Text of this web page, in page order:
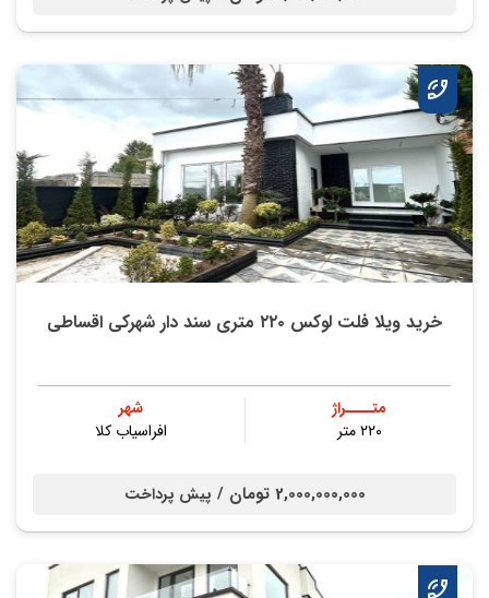
خرید ویلا فلت لوکس ۲۲۰ متری سند دار شهرکی اقساطی
متــــراژ
۲۲۰ متر
شهر
افراسیاب کلا
2,000,000,000 تومان / پیش پرداخت